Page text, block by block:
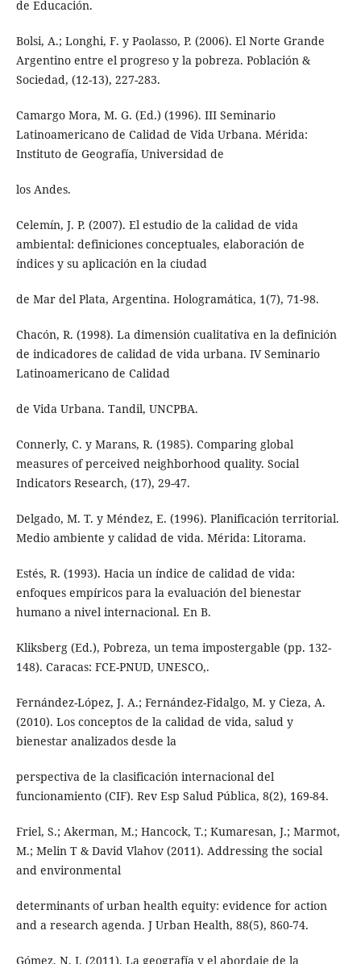
de Educación.
Bolsi, A.; Longhi, F. y Paolasso, P. (2006). El Norte Grande
Argentino entre el progreso y la pobreza. Población &
Sociedad, (12-13), 227-283.
Camargo Mora, M. G. (Ed.) (1996). III Seminario
Latinoamericano de Calidad de Vida Urbana. Mérida:
Instituto de Geografía, Universidad de
los Andes.
Celemín, J. P. (2007). El estudio de la calidad de vida
ambiental: definiciones conceptuales, elaboración de
índices y su aplicación en la ciudad
de Mar del Plata, Argentina. Hologramática, 1(7), 71-98.
Chacón, R. (1998). La dimensión cualitativa en la definición
de indicadores de calidad de vida urbana. IV Seminario
Latinoamericano de Calidad
de Vida Urbana. Tandil, UNCPBA.
Connerly, C. y Marans, R. (1985). Comparing global
measures of perceived neighborhood quality. Social
Indicators Research, (17), 29-47.
Delgado, M. T. y Méndez, E. (1996). Planificación territorial.
Medio ambiente y calidad de vida. Mérida: Litorama.
Estés, R. (1993). Hacia un índice de calidad de vida:
enfoques empíricos para la evaluación del bienestar
humano a nivel internacional. En B.
Kliksberg (Ed.), Pobreza, un tema impostergable (pp. 132-
148). Caracas: FCE-PNUD, UNESCO,.
Fernández-López, J. A.; Fernández-Fidalgo, M. y Cieza, A.
(2010). Los conceptos de la calidad de vida, salud y
bienestar analizados desde la
perspectiva de la clasificación internacional del
funcionamiento (CIF). Rev Esp Salud Pública, 8(2), 169-84.
Friel, S.; Akerman, M.; Hancock, T.; Kumaresan, J.; Marmot,
M.; Melin T & David Vlahov (2011). Addressing the social
and environmental
determinants of urban health equity: evidence for action
and a research agenda. J Urban Health, 88(5), 860-74.
Gómez, N. J. (2011). La geografía y el abordaje de la